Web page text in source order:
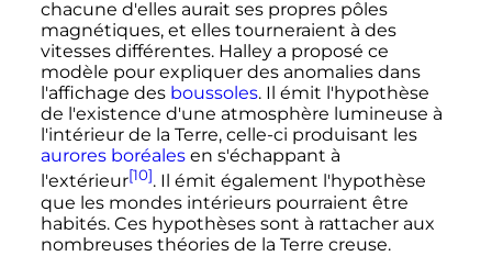
chacune d'elles aurait ses propres pôles
magnétiques, et elles tourneraient à des
vitesses différentes. Halley a proposé ce
modèle pour expliquer des anomalies dans
l'affichage des boussoles. Il émit l'hypothèse
de l'existence d'une atmosphère lumineuse à
l'intérieur de la Terre, celle-ci produisant les
aurores boréalesen s'échappant à
l'extérieur[10]. Il émit également l'hypothèse
que les mondes intérieurs pourraient être
habités. Ces hypothèses sont à rattacher aux
nombreuses théories de la Terre creuse.